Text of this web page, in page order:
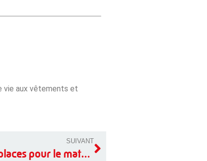
vie aux vêtements et
SUIVANT
Jeu concours Maine Street : gagnez 2 places pour le match du MSB le 18 mars 2026 !